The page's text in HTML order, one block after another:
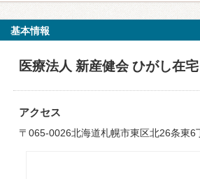
基本情報
医療法人 新産健会 ひがし在
アクセス
〒065-0026北海道札幌市東区北26条東6